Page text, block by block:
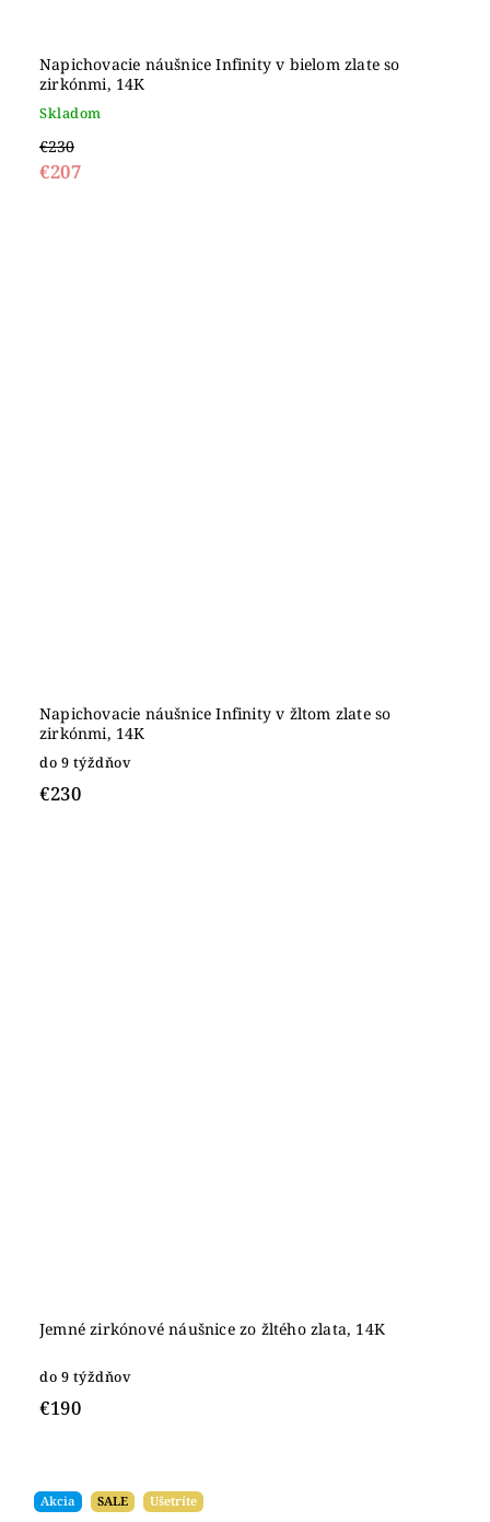
Napichovacie náušnice Infinity v bielom zlate so
zirkónmi, 14K
Skladom
€230
€207
Napichovacie náušnice Infinity v žltom zlate so
zirkónmi, 14K
do 9 týždňov
€230
Jemné zirkónové náušnice zo žltého zlata, 14K
do 9 týždňov
€190
Akcia SALE Ušetríte